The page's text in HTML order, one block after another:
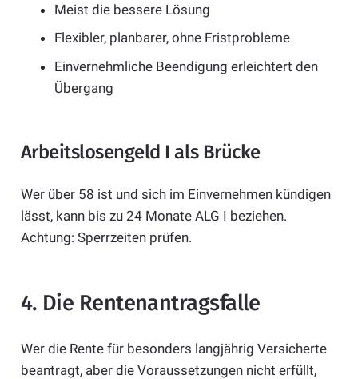
Meist die bessere Lösung
Flexibler, planbarer, ohne Fristprobleme
Einvernehmliche Beendigung erleichtert den
Übergang
Arbeitslosengeld I als Brücke
Wer über 58 ist und sich im Einvernehmen kündigen
lässt, kann bis zu 24 Monate ALG I beziehen.
Achtung: Sperrzeiten prüfen.
4. Die Rentenantragsfalle
Wer die Rente für besonders langjährig Versicherte
beantragt, aber die Voraussetzungen nicht erfüllt,